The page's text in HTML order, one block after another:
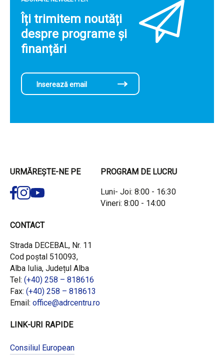
Îți trimitem noutăți
despre programe și
finanțări
URMĂREȘTE-NE PE PROGRAM DE LUCRU
Luni- Joi: 8:00 - 16:30
Vineri: 8:00 - 14:00
CONTACT
Strada DECEBAL, Nr. 11
Cod poștal 510093,
Alba Iulia, Județul Alba
Tel: (+40) 258 – 818616
Fax: (+40) 258 – 818613
Email: office@adrcentru.ro
LINK-URI RAPIDE
Consiliul European